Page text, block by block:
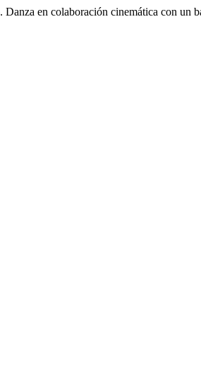
en colaboración cinemática con un